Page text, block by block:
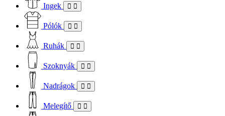
Ingek
Pólók
Ruhák
Szoknyák
Nadrágok
Melegítő